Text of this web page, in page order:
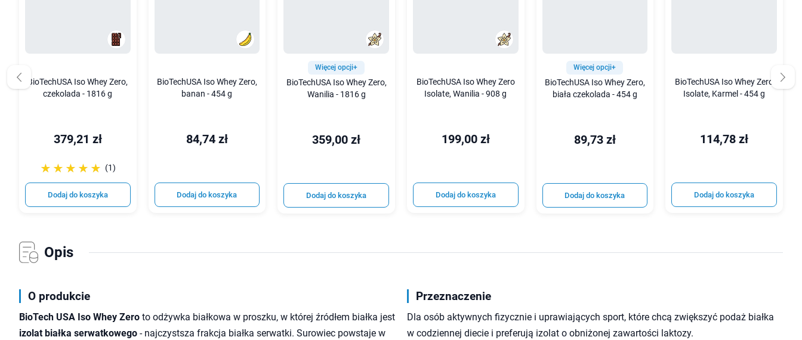
BioTechUSA Iso Whey Zero,
czekolada - 1816 g
379,21 zł
☆☆☆☆☆
★★★★★ (1)
Dodaj do koszyka
BioTechUSA Iso Whey Zero,
banan - 454 g
84,74 zł
Dodaj do koszyka
Więcej opcji+
BioTechUSA Iso Whey Zero,
Wanilia - 1816 g
359,00 zł
Dodaj do koszyka
BioTechUSA Iso Whey Zero
Isolate, Wanilia - 908 g
199,00 zł
Dodaj do koszyka
Więcej opcji+
BioTechUSA Iso Whey Zero,
biała czekolada - 454 g
89,73 zł
Dodaj do koszyka
BioTechUSA Iso Whey Zero
Isolate, Karmel - 454 g
114,78 zł
Dodaj do koszyka
Opis
O produkcie
BioTech USA Iso Whey Zero to odżywka białkowa w proszku, w której źródłem białka jest
izolat białka serwatkowego - najczystsza frakcja białka serwatki. Surowiec powstaje w
Przeznaczenie
Dla osób aktywnych fizycznie i uprawiających sport, które chcą zwiększyć podaż białka
w codziennej diecie i preferują izolat o obniżonej zawartości laktozy.